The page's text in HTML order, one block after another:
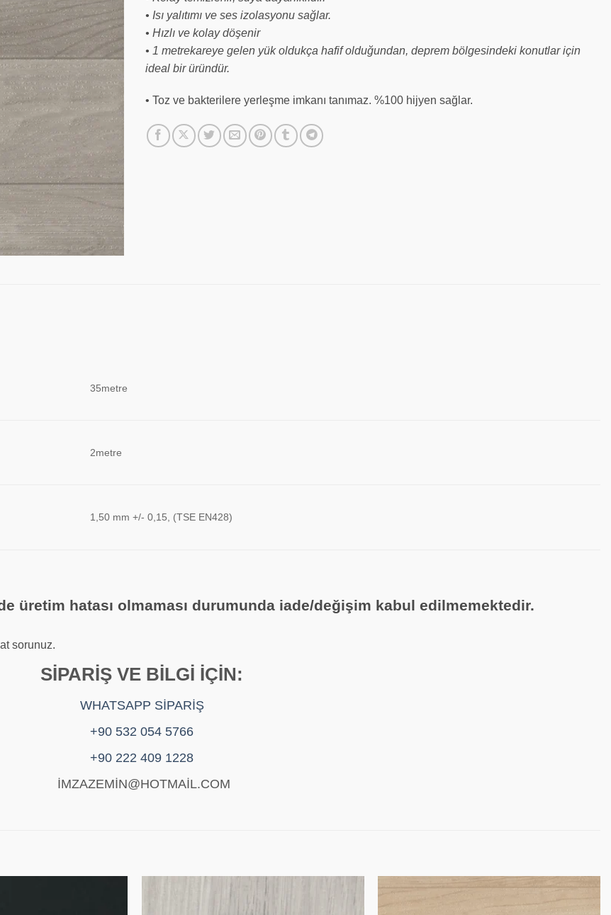
• Isı yalıtımı ve ses izolasyonu sağlar.
• Hızlı ve kolay döşenir
• 1 metrekareye gelen yük oldukça hafif olduğundan, deprem bölgesindeki konutlar için
ideal bir üründür.
• Toz ve bakterilere yerleşme imkanı tanımaz. %100 hijyen sağlar.
35metre
2metre
1,50 mm +/- 0,15, (TSE EN428)
üretim hatası olmaması durumunda iade/değişim kabul edilmemektedir.
sorunuz.
SİPARİŞ VE BİLGİ İÇİN:
WHATSAPP SİPARİŞ
+90 532 054 5766
+90 222 409 1228
İMZAZEMİN@HOTMAİL.COM